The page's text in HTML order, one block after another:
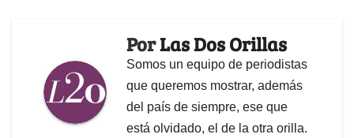
PorLas Dos Orillas
Somos un equipo de periodistas
que queremos mostrar, además
del país de siempre, ese que
está olvidado, el de la otra orilla.